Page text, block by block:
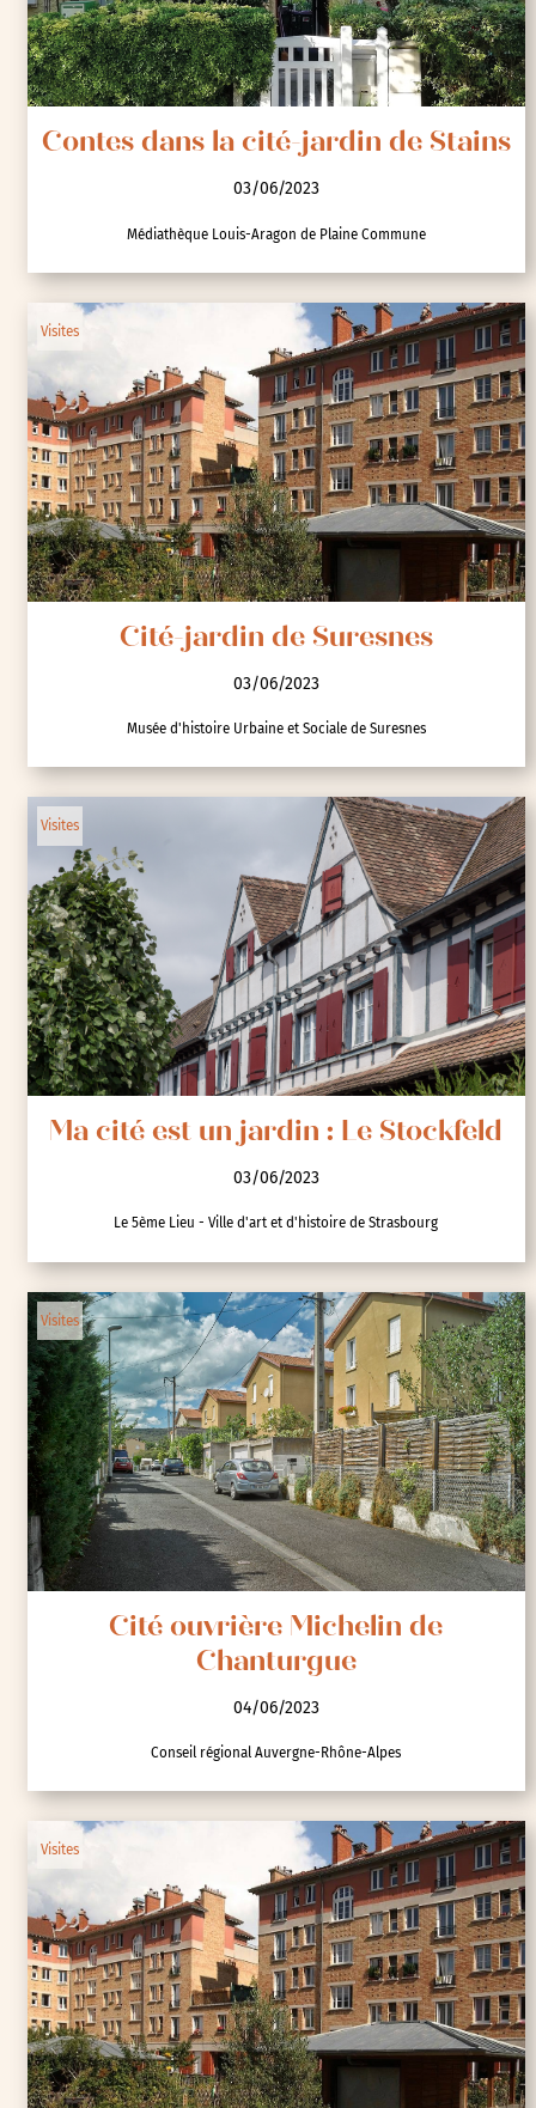
Contes dans la cité-jardin de Stains
03/06/2023
Médiathèque Louis-Aragon de Plaine Commune
Visites
Cité-jardin de Suresnes
03/06/2023
Musée d'histoire Urbaine et Sociale de Suresnes
Visites
Ma cité est un jardin : Le Stockfeld
03/06/2023
Le 5ème Lieu - Ville d'art et d'histoire de Strasbourg
Visites
Cité ouvrière Michelin de
Chanturgue
04/06/2023
Conseil régional Auvergne-Rhône-Alpes
Visites